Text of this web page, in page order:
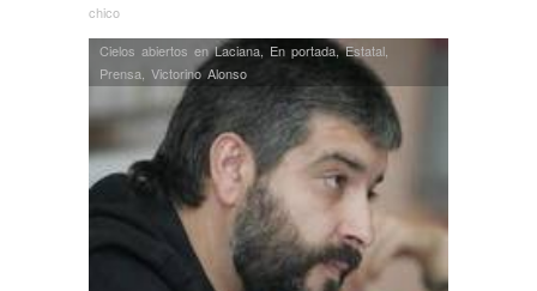
chico
Cielos abiertos en Laciana, En portada,Estatal,
Prensa Victorino Alonso